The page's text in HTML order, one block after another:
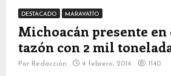
DESTACADO MARAVATÍO
Michoacán presente
tazón con 2 mil
Por Redacción 4 febrero, 2014 1140